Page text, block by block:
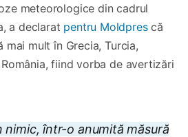
meteorologice din cadrul
a declarat pentru Moldprescă
mult în Grecia, Turcia,
fiind vorba de avertizări
nimic, într-o anumită măsură